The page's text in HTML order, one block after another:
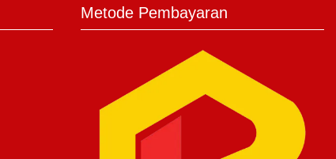
Metode Pembayaran